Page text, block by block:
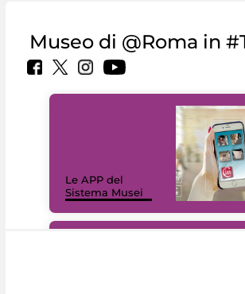
Museo di @Roma in
Le APP del
Sistema Musei